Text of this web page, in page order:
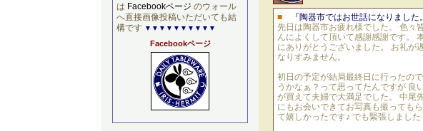
■
『陶器市ではお世話になりまし
先日は陶器市お疲れ様でした。 色々
んによくして頂いて感謝感謝です。
にありがとうございました。 お礼が
なりすみません。
初日の予定が結局最終日に行ったの
うかなぁ？って思ってたんですが 良
が買えて夫婦で大満足でした。 中尾
にもお会いできてお写真も撮ってもら
て嬉しかったです♪ でも緊張しました
は Facebookページ のウォール
へ直接画像投稿いただいても結
構です ▼▼▼▼▼▼▼▼▼▼
Facebookページ